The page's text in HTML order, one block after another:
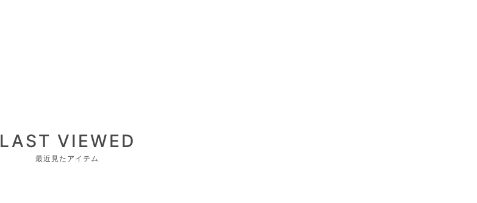
LAST VIEWED
最近見たアイテム